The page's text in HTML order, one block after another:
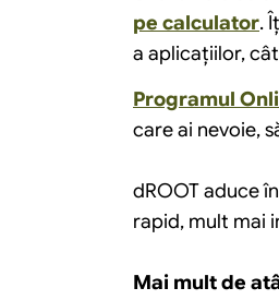
pe calculator.
a aplicațiilor,
Programul
care ai nevoie,
dROOT aduce în
rapid, mult mai
Mai mult de